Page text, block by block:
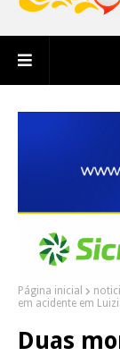
Página inicial
em acidente em
Duas